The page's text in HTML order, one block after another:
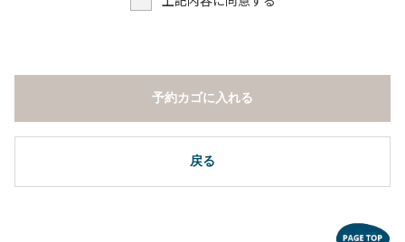
戻る
予約カゴに入れる